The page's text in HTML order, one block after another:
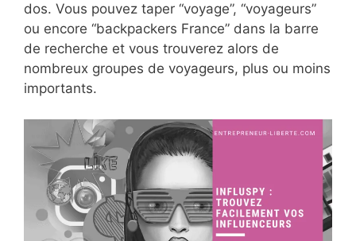
dos. Vous pouvez taper “voyage”, “voyageurs”
ou encore “backpackers France” dans la barre
de recherche et vous trouverez alors de
nombreux groupes de voyageurs, plus ou moins
importants.